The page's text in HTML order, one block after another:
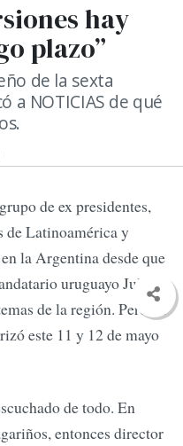
hay
plazo”
de la sexta
a NOTICIAS de qué
de ex presidentes,
de Latinoamérica y
la Argentina desde que
uruguayo Julio
de la región. Pero en
este 11 y 12 de mayo
de todo. En
entonces director